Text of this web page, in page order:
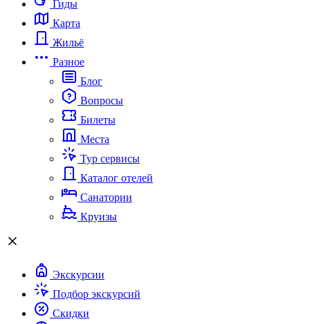
Гиды
Карта
Жильё
Разное
Блог
Вопросы
Билеты
Места
Тур сервисы
Каталог отелей
Санатории
Круизы
Экскурсии
Подбор экскурсий
Скидки